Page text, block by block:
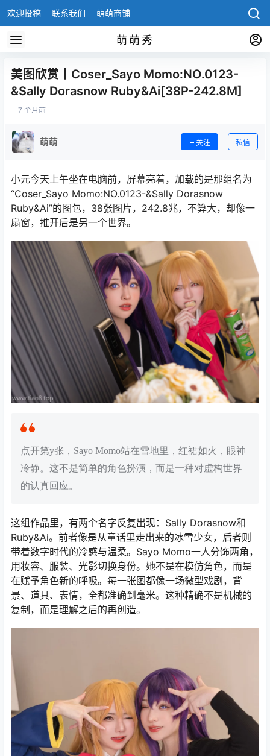
欢迎投稿 联系我们 萌萌商铺
萌萌秀
美图欣赏丨Coser_Sayo Momo:NO.0123-
&Sally Dorasnow Ruby&Ai[38P-242.8M]
7 个月前
萌萌 关注 私信
小元今天上午坐在电脑前，屏幕亮着，加载的是那组名为
“Coser_Sayo Momo:NO.0123-&Sally Dorasnow
Ruby&Ai”的图包，38张图片，242.8兆，不算大，却像一
扇窗，推开后是另一个世界。
点开第y张，Sayo Momo站在雪地里，红裙如火，眼神
冷静。这不是简单的角色扮演，而是一种对虚构世界
的认真回应。
这组作品里，有两个名字反复出现：Sally Dorasnow和
Ruby&Ai。前者像是从童话里走出来的冰雪少女，后者则
带着数字时代的冷感与温柔。Sayo Momo一人分饰两角，
用妆容、服装、光影切换身份。她不是在模仿角色，而是
在赋予角色新的呼吸。每一张图都像一场微型戏剧，背
景、道具、表情，全都准确到毫米。这种精确不是机械的
复制，而是理解之后的再创造。